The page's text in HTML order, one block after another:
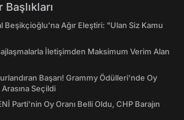
Beşikçioğlu'na Ağır Eleştiri: "Ulan Siz Kamu
İletişimden Maksimum Verim Alan
Başarı! Grammy Ödülleri'nde Oy
Seçildi
Parti'nin Oy Oranı Belli Oldu, CHP Barajın